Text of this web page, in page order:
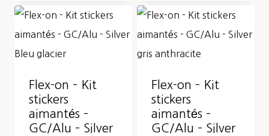
Flex-on – Kit
stickers
aimantés –
GC/Alu – Silver
Flex-on – Kit
stickers
aimantés –
GC/Alu – Silver